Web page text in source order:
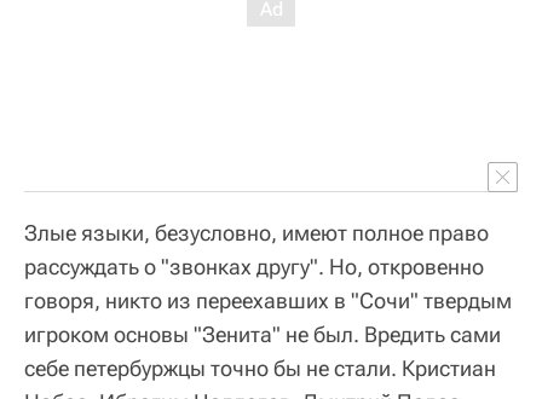
Злые языки, безусловно, имеют полное право
рассуждать о "звонках другу". Но, откровенно
говоря, никто из переехавших в "Сочи" твердым
игроком основы "Зенита" не был. Вредить сами
себе петербуржцы точно бы не стали. Кристиан